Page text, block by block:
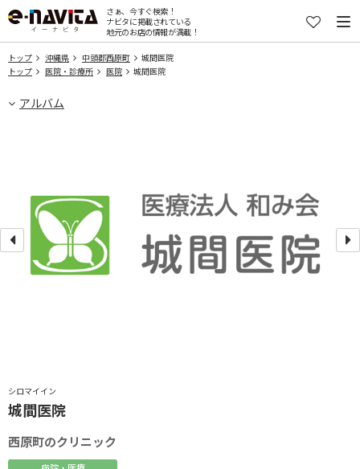
さぁ、今すぐ検索！
ナビタに掲載されている
地元のお店の情報が満載！
トップ 沖縄県 中頭郡西原町
城間医院
トップ
医院・診療所 医院 城間医院
アルバム
シロマイイン
城間医院
西原町のクリニック